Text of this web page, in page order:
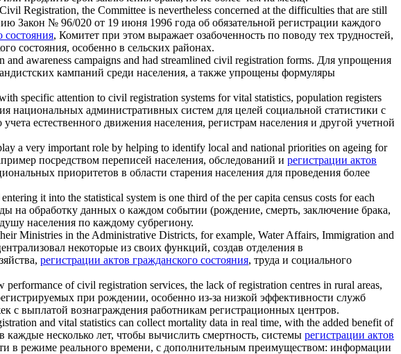
Civil Registration, the Committee is nevertheless concerned at the difficulties that are still
Закон № 96/020 от 19 июня 1996 года об обязательной регистрации каждого
состояния, Комитет при этом выражает озабоченность по поводу тех трудностей,
состояния, особенно в сельских районах.
awareness campaigns and had streamlined civil registration forms. Для упрощения
кампаний среди населения, а также упрощены формуляры
specific attention to civil registration systems for vital statistics, population registers
национальных административных систем для целей социальной статистики с
учета естественного движения населения, регистрам населения и другой учетной
a very important role by helping to identify local and national priorities on ageing for
посредством переписей населения, обследований и регистрации актов
приоритетов в области старения населения для проведения более
it into the statistical system is one third of the per capita census costs for each
на обработку данных о каждом событии (рождение, смерть, заключение брака,
населения по каждому субрегиону.
Ministries in the Administrative Districts, for example, Water Affairs, Immigration and
некоторые из своих функций, создав отделения в
регистрации актов гражданского состояния, труда и социального
performance ofcivil registration services, the lack of registration centres in rural areas,
при рождении, особенно из-за низкой эффективности служб
с выплатой вознаграждения работникам регистрационных центров.
and vital statistics can collect mortality data in real time, with the added benefit of
несколько лет, чтобы вычислить смертность, системы регистрации актов
в режиме реального времени, с дополнительным преимуществом: информации